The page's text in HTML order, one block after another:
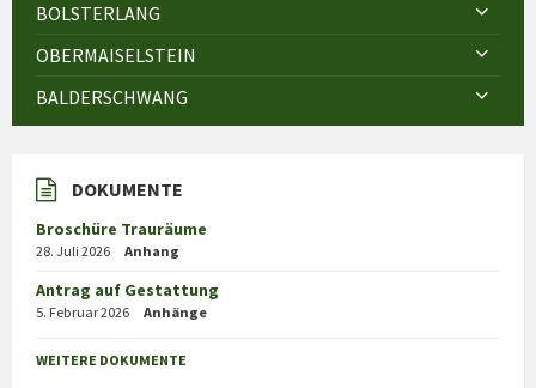
BOLSTERLANG
OBERMAISELSTEIN
BALDERSCHWANG
DOKUMENTE
Broschüre Trauräume
28. Juli 2026 Anhang
Antrag auf Gestattung
5. Februar 2026 Anhänge
WEITERE DOKUMENTE